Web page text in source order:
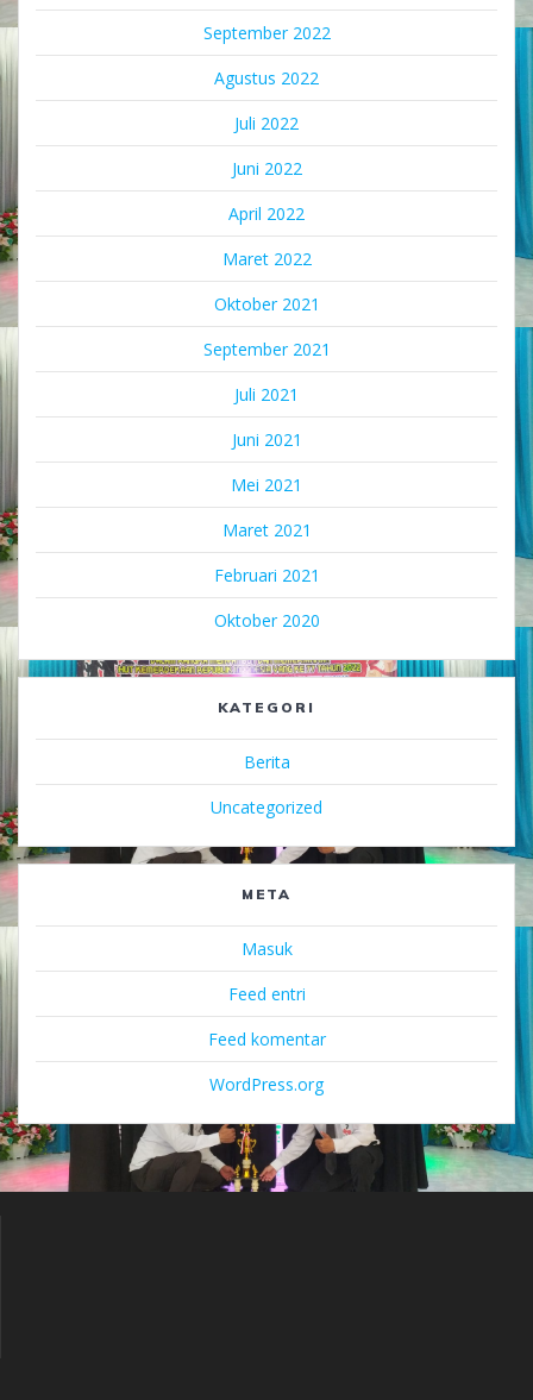
September 2022
Agustus 2022
Juli 2022
Juni 2022
April 2022
Maret 2022
Oktober 2021
September 2021
Juli 2021
Juni 2021
Mei 2021
Maret 2021
Februari 2021
Oktober 2020
KATEGORI
Berita
Uncategorized
META
Masuk
Feed entri
Feed komentar
WordPress.org